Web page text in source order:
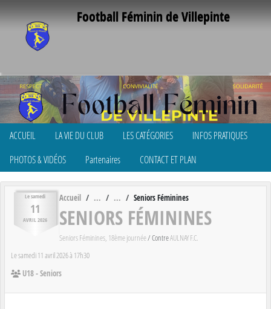
Football Féminin de Villepinte
ACCUEIL LA VIE DU CLUB LES CATÉGORIES
INFOS PRATIQUES
PHOTOS & VIDÉOS
Partenaires CONTACT ET PLAN
Lesamedi
11
AVRIL2026
Accueil Seniors Féminines
SENIORS FÉMININES
Seniors Féminines, 18ème journée/ ContreAULNAY F.C.
Lesamedi11avril2026à 17h30
U18 - Seniors